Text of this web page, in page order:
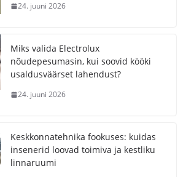
24. juuni 2026
Miks valida Electrolux
nõudepesumasin, kui soovid kööki
usaldusväärset lahendust?
24. juuni 2026
Keskkonnatehnika fookuses: kuidas
insenerid loovad toimiva ja kestliku
linnaruumi